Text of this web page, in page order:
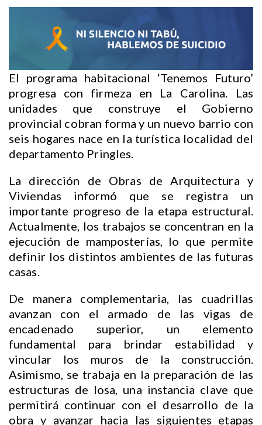
El programa habitacional ‘Tenemos Futuro’
progresa con firmeza en La Carolina. Las
unidades que construye el Gobierno
provincial cobran forma y un nuevo barrio con
seis hogares nace en la turística localidad del
departamento Pringles.
La dirección de Obras de Arquitectura y
Viviendas informó que se registra un
importante progreso de la etapa estructural.
Actualmente, los trabajos se concentran en la
ejecución de mamposterías, lo que permite
definir los distintos ambientes de las futuras
casas.
De manera complementaria, las cuadrillas
avanzan con el armado de las vigas de
encadenado superior, un elemento
fundamental para brindar estabilidad y
vincular los muros de la construcción.
Asimismo, se trabaja en la preparación de las
estructuras de losa, una instancia clave que
permitirá continuar con el desarrollo de la
obra y avanzar hacia las siguientes etapas